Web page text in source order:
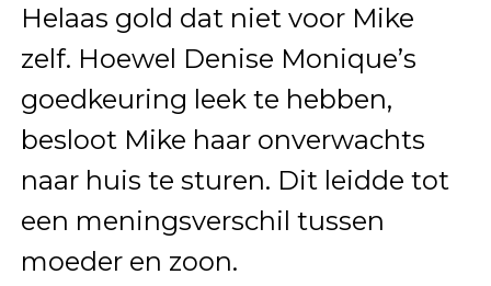
Helaas gold dat niet voor Mike
zelf. Hoewel Denise Monique’s
goedkeuring leek te hebben,
besloot Mike haar onverwachts
naar huis te sturen. Dit leidde tot
een meningsverschil tussen
moeder en zoon.